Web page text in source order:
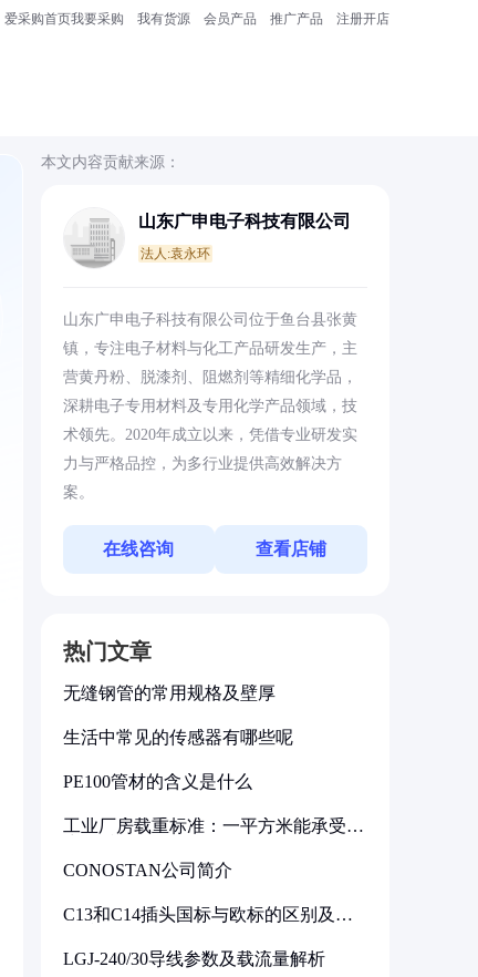
爱采购首页我要采购 我有货源 会员产品 推广产品 注册开店
本文内容贡献来源：
山东广申电子科技有限公司
法人:袁永环
山东广申电子科技有限公司位于鱼台县张黄
镇，专注电子材料与化工产品研发生产，主
营黄丹粉、脱漆剂、阻燃剂等精细化学品，
深耕电子专用材料及专用化学产品领域，技
术领先。2020年成立以来，凭借专业研发实
力与严格品控，为多行业提供高效解决方
案。
在线咨询 查看店铺
热门文章
无缝钢管的常用规格及壁厚
生活中常见的传感器有哪些呢
PE100管材的含义是什么
工业厂房载重标准：一平方米能承受多
CONOSTAN公司简介
C13和C14插头国标与欧标的区别及其
LGJ-240/30导线参数及载流量解析